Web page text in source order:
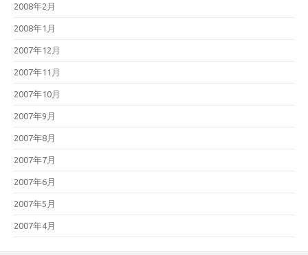
2008年2月
2008年1月
2007年12月
2007年11月
2007年10月
2007年9月
2007年8月
2007年7月
2007年6月
2007年5月
2007年4月